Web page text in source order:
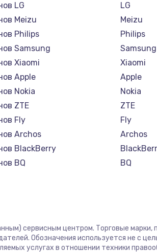
LG
Meizu
Philips
Samsung
Xiaomi
Apple
Nokia
ZTE
Fly
Archos
BlackBerry
BQ
Irbis
Kyocera
LG
Meizu
Philips
Samsung
Xiaomi
Apple
Nokia
ZTE
Fly
Archos
BQ
Irbis
Kyocera
сервисным центром. Торговые марки,
Обозначения используется не с
услугах в отношении техники